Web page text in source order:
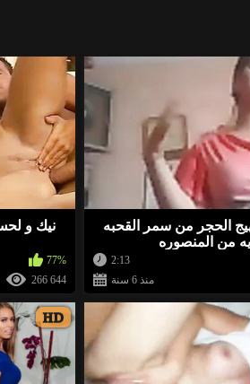
https://ja.cat/arba
«
«
« https://ja.cat/eroeg ➤ هنا يمكنك خلع ملابس أي فتاة ورؤيتها عارية) يرجى التقييم
نيك و
77%
266 644
الحجر من سمر القحبه
من المنصوره
2:13
منذ 6 سنة
HD